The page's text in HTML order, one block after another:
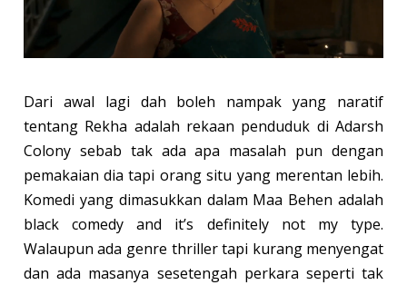
Dari awal lagi dah boleh nampak yang naratif
tentang Rekha adalah rekaan penduduk di Adarsh
Colony sebab tak ada apa masalah pun dengan
pemakaian dia tapi orang situ yang merentan lebih.
Komedi yang dimasukkan dalam Maa Behen adalah
black comedy and it’s definitely not my type.
Walaupun ada genre thriller tapi kurang menyengat
dan ada masanya sesetengah perkara seperti tak